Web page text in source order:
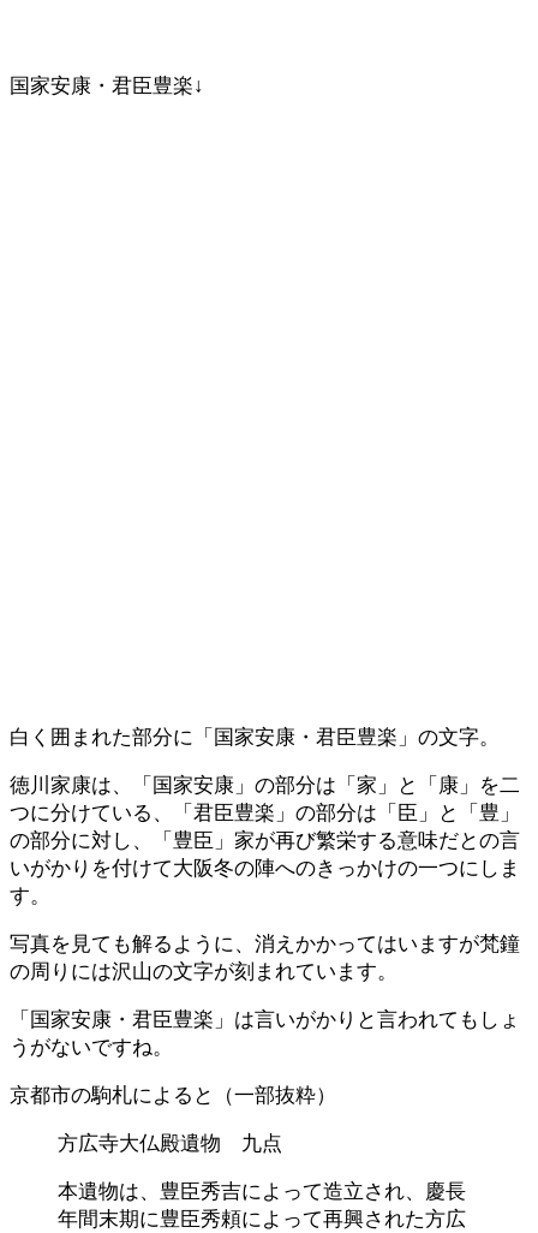
国家安康・君臣豊楽↓
白く囲まれた部分に「国家安康・君臣豊楽」の文字。
徳川家康は、「国家安康」の部分は「家」と「康」を二
つに分けている、「君臣豊楽」の部分は「臣」と「豊」
の部分に対し、「豊臣」家が再び繁栄する意味だとの言
いがかりを付けて大阪冬の陣へのきっかけの一つにしま
す。
写真を見ても解るように、消えかかってはいますが梵鐘
の周りには沢山の文字が刻まれています。
「国家安康・君臣豊楽」は言いがかりと言われてもしょ
うがないですね。
京都市の駒札によると（一部抜粋）
方広寺大仏殿遺物 九点
本遺物は、豊臣秀吉によって造立され、慶長
年間末期に豊臣秀頼によって再興された方広